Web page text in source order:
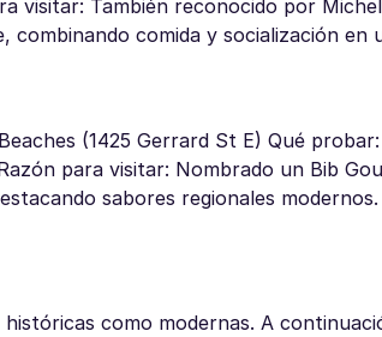
visitar: También reconocido por
combinando comida y socialización
(1425 Gerrard St E) Qué
para visitar: Nombrado un Bib
sabores regionales modernos.
como modernas. A